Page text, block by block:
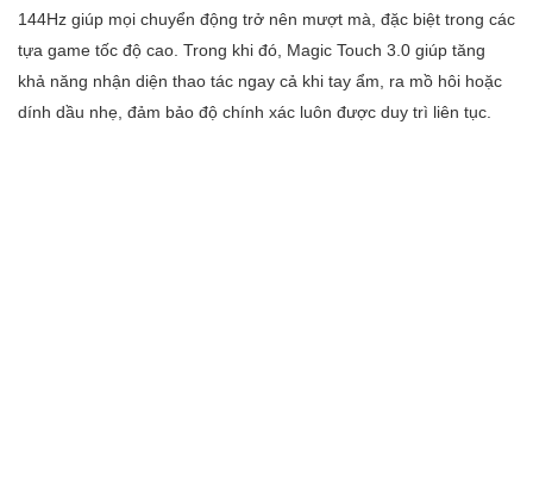
144Hz giúp mọi chuyển động trở nên mượt mà, đặc biệt trong các
tựa game tốc độ cao. Trong khi đó, Magic Touch 3.0 giúp tăng
khả năng nhận diện thao tác ngay cả khi tay ẩm, ra mồ hôi hoặc
dính dầu nhẹ, đảm bảo độ chính xác luôn được duy trì liên tục.